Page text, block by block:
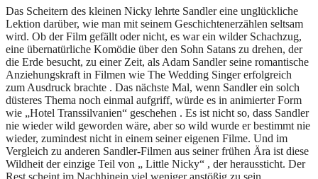
Das Scheitern des kleinen Nicky lehrte Sandler eine unglückliche
Lektion darüber, wie man mit seinem Geschichtenerzählen seltsam
wird. Ob der Film gefällt oder nicht, es war ein wilder Schachzug,
eine übernatürliche Komödie über den Sohn Satans zu drehen, der
die Erde besucht, zu einer Zeit, als Adam Sandler seine romantische
Anziehungskraft in Filmen wie The Wedding Singer erfolgreich
zum Ausdruck brachte . Das nächste Mal, wenn Sandler ein solch
düsteres Thema noch einmal aufgriff, würde es in animierter Form
wie „Hotel Transsilvanien“ geschehen . Es ist nicht so, dass Sandler
nie wieder wild geworden wäre, aber so wild wurde er bestimmt nie
wieder, zumindest nicht in einem seiner eigenen Filme. Und im
Vergleich zu anderen Sandler-Filmen aus seiner frühen Ära ist diese
Wildheit der einzige Teil von „ Little Nicky“ , der heraussticht. Der